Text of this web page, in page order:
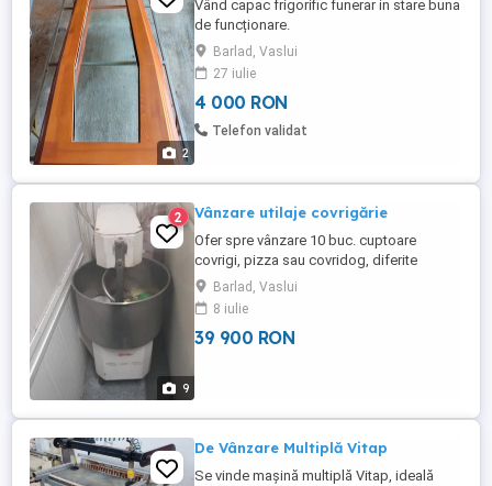
2
Vând capac frigorific funerar in stare buna
de funcționare.
Barlad, Vaslui
27 iulie
4 000 RON
Telefon validat
9
2 Vânzare utilaje covrigărie
Ofer spre vânzare 10 buc. cuptoare
covrigi, pizza sau covridog, diferite
modele și dimensiuni ( 220v-380 v) stare
foarte bună. Șase (6) buc. malaxoare
diferite capacități (220v-380v), opăritor
covrigi 2 buc, cântare, tăvi inox, rafturi
Barlad, Vaslui
8 iulie
39 900 RON
De Vânzare Multiplă Vitap
Se vinde mașină multiplă Vitap, ideală